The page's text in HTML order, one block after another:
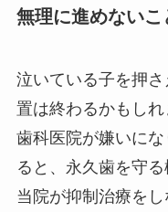
無理に進めないこ
泣いている子を押
置は終わるかもし
歯科医院が嫌いに
ると、永久歯を守る
当院が抑制治療を